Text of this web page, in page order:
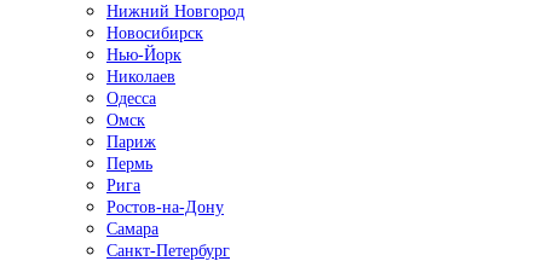
Нижний Новгород
Новосибирск
Нью-Йорк
Николаев
Одесса
Омск
Париж
Пермь
Рига
Ростов-на-Дону
Самара
Санкт-Петербург